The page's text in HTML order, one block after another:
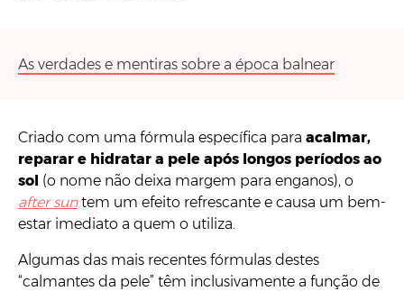
As verdades e mentiras sobre a época balnear
Criado com uma fórmula específica para acalmar,
reparar e hidratar a pele após longos períodos ao
sol (o nome não deixa margem para enganos), o
after suntem um efeito refrescante e causa um bem-
estar imediato a quem o utiliza.
Algumas das mais recentes fórmulas destes
“calmantes da pele” têm inclusivamente a função de